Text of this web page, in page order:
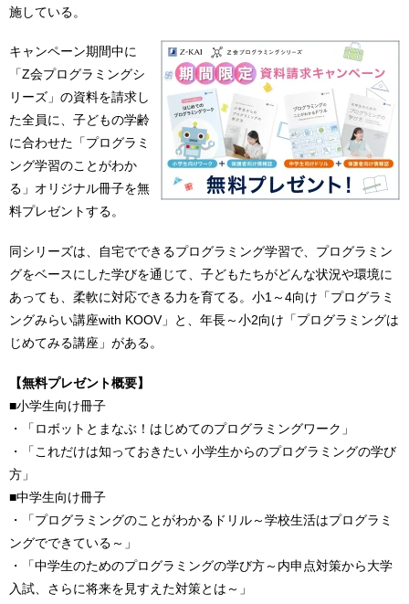
施している。
キャンペーン期間中に
「Z会プログラミングシ
リーズ」の資料を請求し
た全員に、子どもの学齢
に合わせた「プログラミ
ング学習のことがわか
る」オリジナル冊子を無
料プレゼントする。
同シリーズは、自宅でできるプログラミング学習で、プログラミン
グをベースにした学びを通じて、子どもたちがどんな状況や環境に
あっても、柔軟に対応できる力を育てる。小1～4向け「プログラミ
ングみらい講座with KOOV」と、年長～小2向け「プログラミングは
じめてみる講座」がある。
【無料プレゼント概要】
■小学生向け冊子
・「ロボットとまなぶ！はじめてのプログラミングワーク」
・「これだけは知っておきたい 小学生からのプログラミングの学び
方」
■中学生向け冊子
・「プログラミングのことがわかるドリル～学校生活はプログラミ
ングでできている～」
・「中学生のためのプログラミングの学び方～内申点対策から大学
入試、さらに将来を見すえた対策とは～」